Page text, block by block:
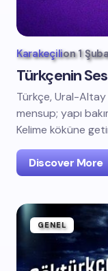
Karakeçilion 1
Türkçenin
Türkçe, Ural-Altay
mensup; yapı
Kelime köküne
Discover More
GENEL